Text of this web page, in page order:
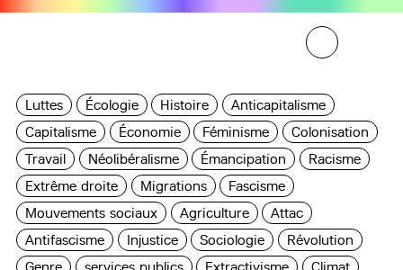
Luttes Écologie Histoire
Anticapitalisme
Capitalisme
Économie Féminisme
Colonisation
Travail
Néolibéralisme Émancipation
Racisme
Extrême droite
Migrations
Fascisme
Mouvements sociaux
Agriculture
Attac
Antifascisme
Injustice Sociologie
Révolution